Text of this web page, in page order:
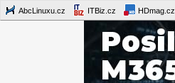
AbcLinuxu.cz ITBiz.cz HDmag.cz